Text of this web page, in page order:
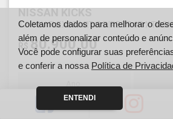
1.6 16V FLEXSTART S DIRECT 4P
80.900,00
2018
Coletamos dados para melhorar o
além de personalizar conteúdo e
Você pode configurar suas
e conferir a nossa Política de
ENTENDI